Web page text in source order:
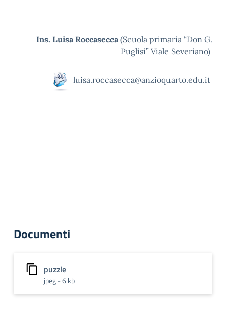
Ins. Luisa Roccasecca (Scuola primaria “Don G.
Puglisi” Viale Severiano)
luisa.roccasecca@anzioquarto.edu.it
Documenti
puzzle
jpeg - 6 kb